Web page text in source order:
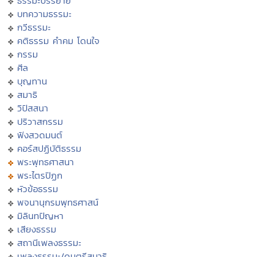
บทความธรรมะ
กวีธรรมะ
คติธรรม คำคม โดนใจ
กรรม
ศีล
บุญทาน
สมาธิ
วิปัสสนา
ปริวาสกรรม
ฟังสวดมนต์
คอร์สปฏิบัติธรรม
พระพุทธศาสนา
พระไตรปิฏก
หัวข้อธรรม
พจนานุกรมพุทธศาสน์
มิลินทปัญหา
เสียงธรรม
สถานีเพลงธรรมะ